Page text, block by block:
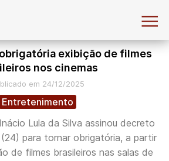
exibição de filmes
nos cinemas
em 24/12/2025
Entretenimento
Lula da Silva assinou decreto
para tornar obrigatória, a partir
de filmes brasileiros nas salas de